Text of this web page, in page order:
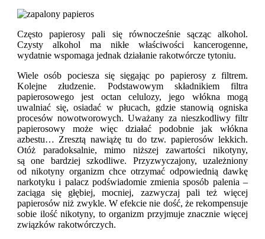
Często papierosy pali się równocześnie sącząc alkohol.
Czysty alkohol ma nikłe właściwości kancerogenne,
wydatnie wspomaga jednak działanie rakotwórcze tytoniu.
Wiele osób pociesza się sięgając po papierosy z filtrem.
Kolejne złudzenie. Podstawowym składnikiem filtra
papierosowego jest octan celulozy, jego włókna mogą
uwalniać się, osiadać w płucach, gdzie stanowią ogniska
procesów nowotworowych. Uważany za nieszkodliwy filtr
papierosowy może więc działać podobnie jak włókna
azbestu… Zresztą nawiążę tu do tzw. papierosów lekkich.
Otóż paradoksalnie, mimo niższej zawartości nikotyny,
są one bardziej szkodliwe. Przyzwyczajony, uzależniony
od nikotyny organizm chce otrzymać odpowiednią dawkę
narkotyku i palacz podświadomie zmienia sposób palenia –
zaciąga się głębiej, mocniej, zazwyczaj pali też więcej
papierosów niż zwykle. W efekcie nie dość, że rekompensuje
sobie ilość nikotyny, to organizm przyjmuje znacznie więcej
związków rakotwórczych.